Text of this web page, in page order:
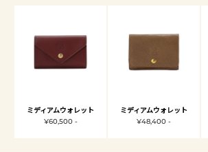
ミディアムウォレット
¥60,500 -
ミディアムウォレット
¥48,400 -